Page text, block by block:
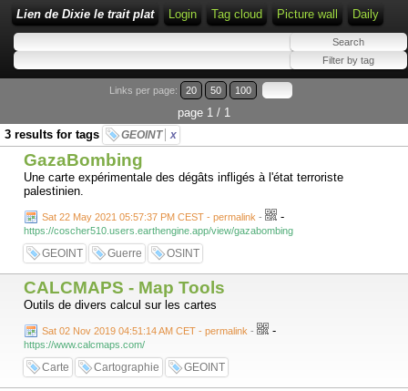
Lien de Dixie le trait plat Login Tag cloud Picture wall Daily
Links per page: 20 50 100
page 1 / 1
3 results for tags
GEOINT x
GazaBombing
Une carte expérimentale des dégâts infligés à l'état terroriste
palestinien.
Sat 22 May 2021 05:57:37 PM CEST - permalink - -
https://coscher510.users.earthengine.app/view/gazabombing
GEOINT Guerre OSINT
CALCMAPS - Map Tools
Outils de divers calcul sur les cartes
Sat 02 Nov 2019 04:51:14 AM CET - permalink - -
https://www.calcmaps.com/
Carte Cartographie GEOINT